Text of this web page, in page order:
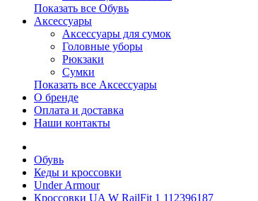
Показать все Обувь
Аксессуары
Аксессуары для сумок
Головные уборы
Рюкзаки
Сумки
Показать все Аксессуары
О бренде
Оплата и доставка
Наши контакты
Обувь
Кеды и кроссовки
Under Armour
Кроссовки UA W RailFit 1 112396187